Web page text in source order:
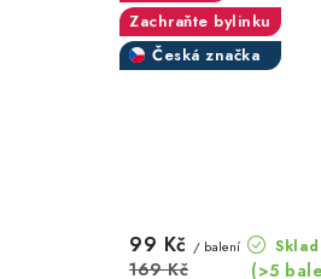
Zachraňte bylinku
Česká značka
(>5
99 Kč / balení
169 Kč